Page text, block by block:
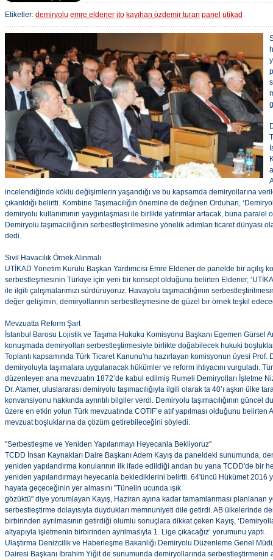
Etiketler: demiryolu emre eldener ito kayıhan özdemir turan panel utikad
incelendiğinde köklü değişimlerin yaşandığı ve bu kapsamda demiryollarına
çıkarıldığı belirtti. Kombine Taşımacılığın önemine de değinen Orduhan,
demiryolu kullanımının yaygınlaşması ile birlikte yatırımlar artacak, buna
Demiryolu taşımacılığının serbestleştirilmesine yönelik adımları ticaret dünyası
dedi.
Sivil Havacılık Örnek Alınmalı
UTİKAD Yönetim Kurulu Başkan Yardımcısı Emre Eldener de panelde bir açılış
serbestleşmesinin Türkiye için yeni bir konsept olduğunu belirten Eldener,
ile ilgili çalışmalarımızı sürdürüyoruz. Havayolu taşımacılığının
değer gelişimin, demiryollarının serbestleşmesine de güzel bir örnek teşkil
Mevzuatta Reform Şart
İstanbul Barosu Lojistik ve Taşıma Hukuku Komisyonu Başkanı Egemen Gürsel
konuşmada demiryolları serbestleştirmesiyle birlikte doğabilecek hukuki
Toplantı kapsamında Türk Ticaret Kanunu'nu hazırlayan komisyonun üyesi Prof.
demiryoluyla taşımalara uygulanacak hükümler ve reform ihtiyacını vurguladı.
düzenleyen ana mevzuatın 1872’de kabul edilmiş Rumeli Demiryolları İşletme
Dr. Atamer, uluslararası demiryolu taşımacılığıyla ilgili olarak ta 40’ı aşkın ülke
konvansiyonu hakkında ayrıntılı bilgiler verdi. Demiryolu taşımacılığının güncel
üzere en etkin yolun Türk mevzuatında COTIF’e atıf yapılması olduğunu belirten
mevzuat boşluklarına da çözüm getirebileceğini söyledi.
"Serbestleşme ve Yeniden Yapılanmayı Heyecanla Bekliyoruz"
TCDD İnsan Kaynakları Daire Başkanı Adem Kayış da paneldeki sunumunda,
yeniden yapılandırma konularının ilk ifade edildiği andan bu yana TCDD'de bir
yeniden yapılandırmayı heyecanla beklediklerini belirtti. 64'üncü Hükümet 2016
hayata geçeceğinin yer almasını "Tünelin ucunda ışık
gözüktü" diye yorumlayan Kayış, Haziran ayına kadar tamamlanması planlanan
serbestleştirme dolayısıyla duydukları memnuniyeti dile getirdi. AB ülkelerinde
birbirinden ayrılmasının getirdiği olumlu sonuçlara dikkat çeken Kayış,
altyapıyla işletmenin birbirinden ayrılmasıyla 1. Lige çıkacağız’ yorumunu yaptı.
Ulaştırma Denizcilik ve Haberleşme Bakanlığı Demiryolu Düzenleme Genel
Dairesi Başkanı İbrahim Yiğit de sunumunda demiryollarında serbestleştirmenin